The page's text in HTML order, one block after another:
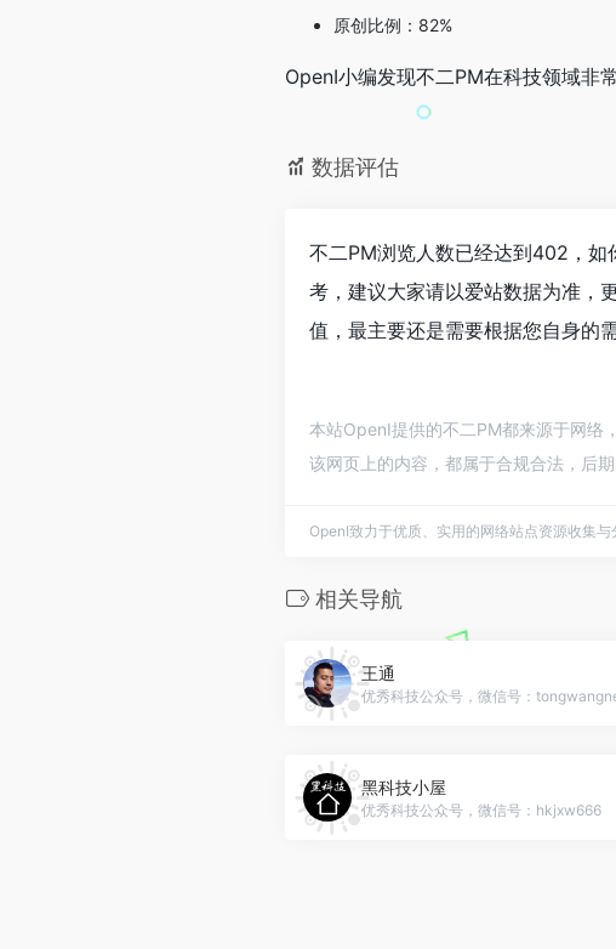
原创比例：82%
OpenI小编发现不二PM在科技领域非
数据评估
不二PM浏览人数已经达到402，
考，建议大家请以爱站数据为准，
值，最主要还是需要根据您自身的
本站OpenI提供的不二PM都来源于网络
该网页上的内容，都属于合规合法，后
OpenI致力于优质、实用的网络站点资源收集与
相关导航
王通
优秀科技公众号，微信号：
黑科技小屋
优秀科技公众号，微信号：hkjxw666